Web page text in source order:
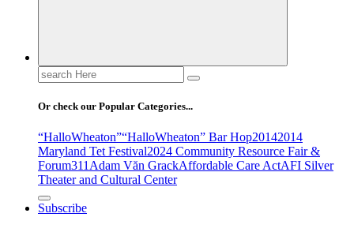
Search
for:
Or check our Popular Categories...
“HalloWheaton”“HalloWheaton” Bar Hop20142014
Maryland Tet Festival2024 Community Resource Fair &
Forum311Adam Văn GrackAffordable Care ActAFI Silver
Theater and Cultural Center
Subscribe